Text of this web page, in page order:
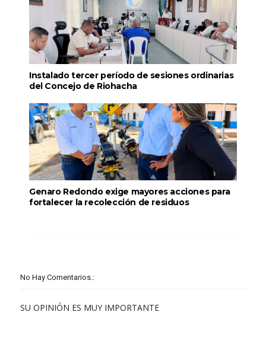
Instalado tercer período de sesiones ordinarias
del Concejo de Riohacha
Genaro Redondo exige mayores acciones para
fortalecer la recolección de residuos
No Hay Comentarios.:
SU OPINIÓN ES MUY IMPORTANTE